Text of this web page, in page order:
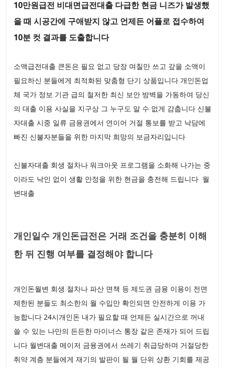
10만원급전 비대면급전대출 다급한 현금 니즈가 발생했
을 때 시공간에 구애받지 않고 언제든 어플로 접수하여
10분 컷 결과를 도출합니다
소액급전대출 큰돈은 필요 없고 당장 며칠만 쓰고 갚을 소액이
필요하신 분들에게 최적화된 맞춤형 단기 상품입니다 개인돈업
체 국가 정보 기관 급의 철저한 최신 보안 방벽을 가동하여 당신
의 대출 이용 사실을 지구상 그 누구도 알 수 없게 감춥니다 신불
자대출 시중 일류 금융권에서 연이어 거절 통보를 받고 낙담에
빠진 신불자분들을 위한 마지막 희망의 보금자리입니다
신불자대출 회생 절차나 워크아웃 프로그램을 소화해 나가는 중
이라도 낙인 없이 생활 안정을 위한 현금을 충전해 드립니다 월
변대출
개인일수 개인돈급전은 거래 조건을 충분히 이해
한 뒤 진행 여부를 결정해야 합니다
개인돈월변 회생 절차나 파산 면책 등 제도권 금융 이용이 전면
제한된 분들도 최소한의 월 수입만 확인되면 안전하게 이용 가
능합니다 24시개인돈 내가 필요할 때 언제든 실시간으로 꺼내
쓸 수 있는 나만의 든든한 마이너스 통장 같은 존재가 되어 드립
니다 월변대출 메이저 금융권에서 쓰레기 취급당하며 거절당한
취약 계층 분들에게 재기의 발판이 될 월 단위 상환 기회를 제공